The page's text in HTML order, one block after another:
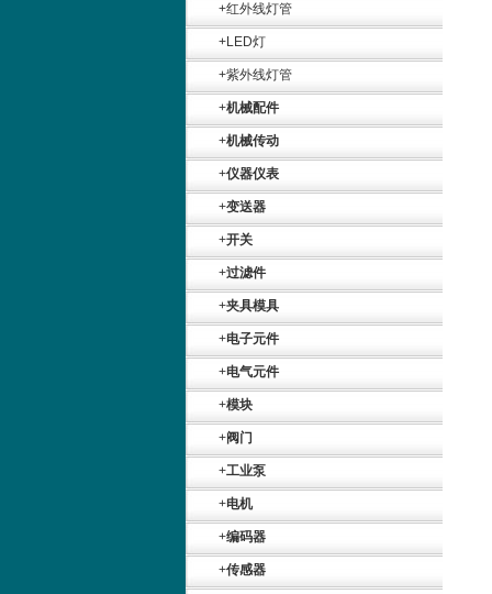
+红外线灯管
+LED灯
+紫外线灯管
+机械配件
+机械传动
+仪器仪表
+变送器
+开关
+过滤件
+夹具模具
+电子元件
+电气元件
+模块
+阀门
+工业泵
+电机
+编码器
+传感器
Belimo SF24A-
SR+KH-AFB AF24-
MFT
SIEMENS 6SB2073-